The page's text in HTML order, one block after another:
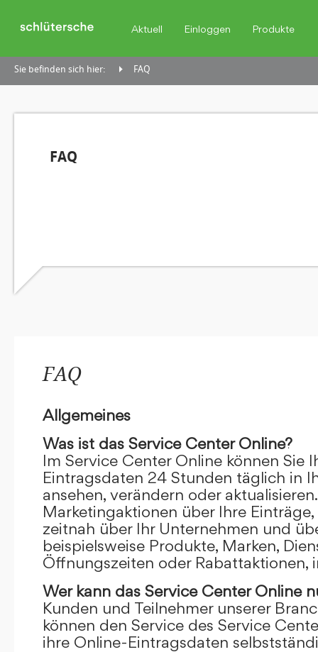
Aktuell Einloggen Produkte
Sie befinden sich hier: FAQ
FAQ
FAQ
Allgemeines
Was ist das Service Center Online?
Im Service Center Online können Sie
Eintragsdaten 24 Stunden täglich in
ansehen, verändern oder
Marketingaktionen über Ihre
zeitnah über Ihr Unternehmen und
beispielsweise Produkte, Marken,
Öffnungszeiten oder Rabattaktionen,
Wer kann das Service Center Online
Kunden und Teilnehmer unserer
können den Service des Service
ihre Online-Eintragsdaten